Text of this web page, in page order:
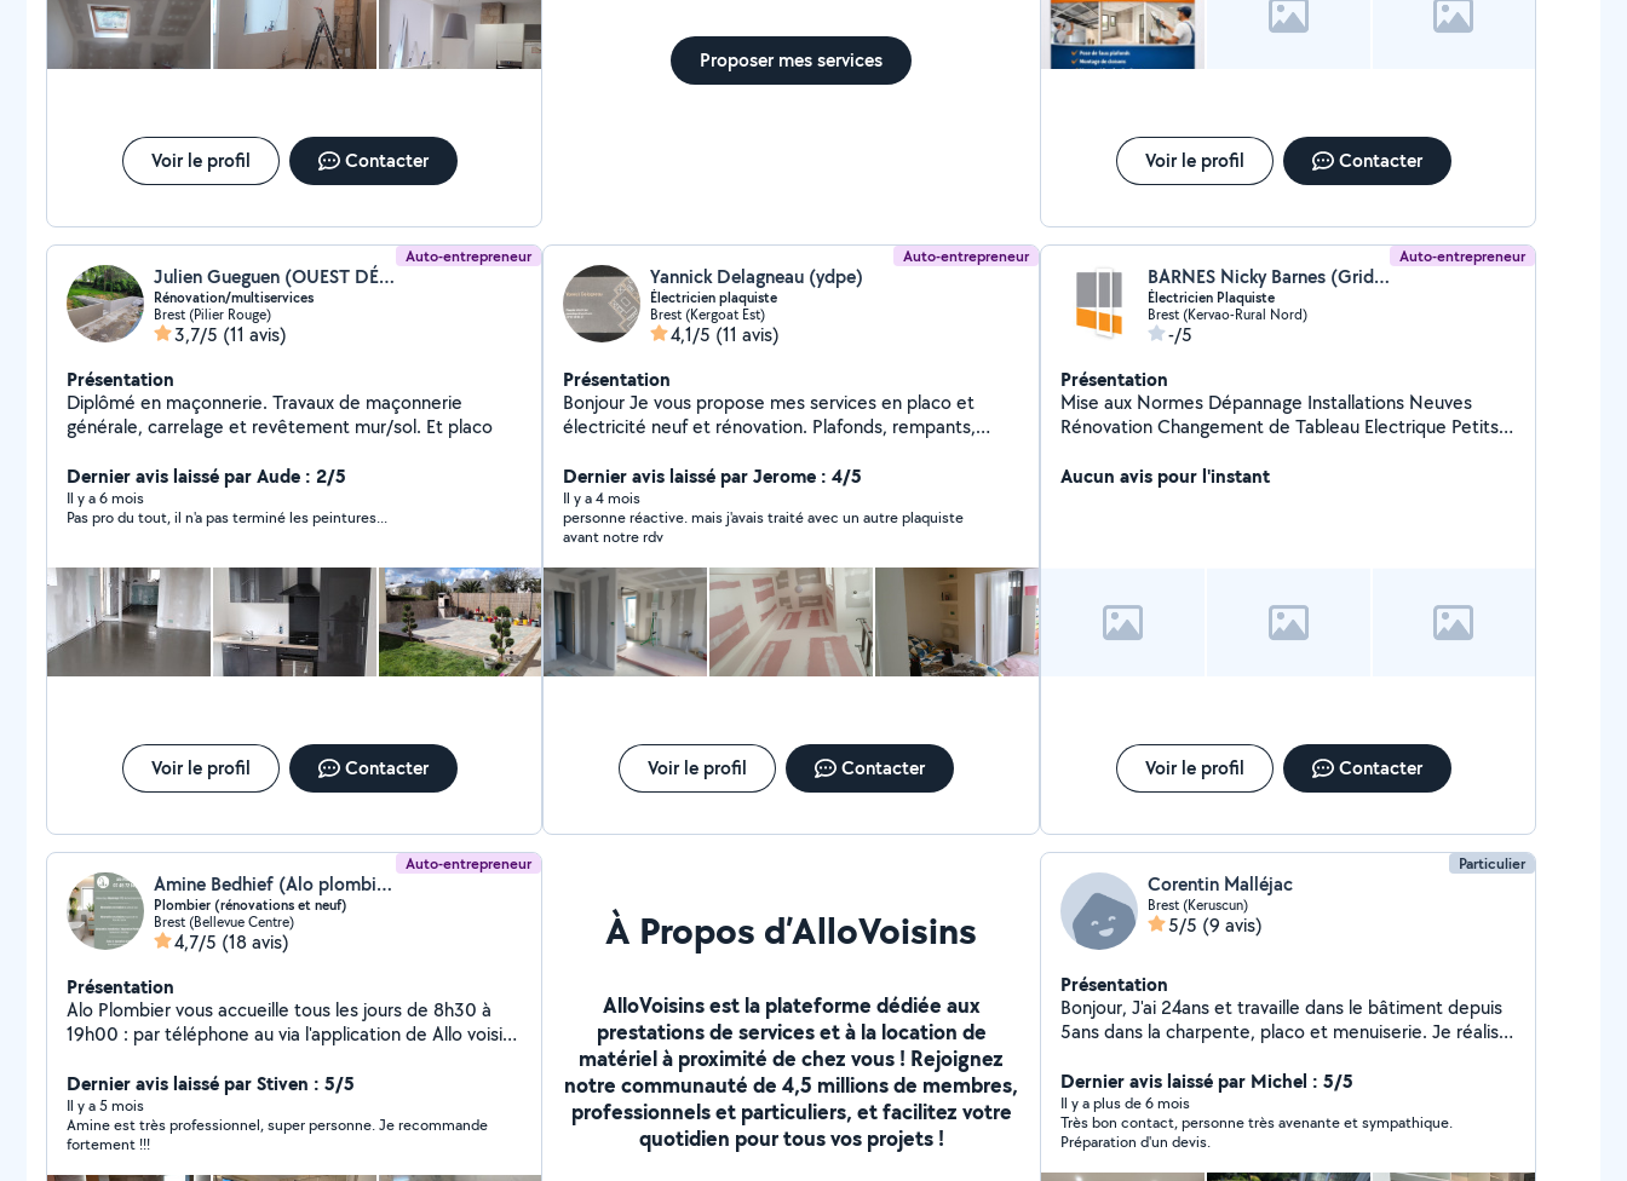
Voir le profil Contacter
Proposer mes services
Voir le profil Contacter
Auto-entrepreneur
Julien Gueguen (OUEST DÉCO BRICO)
Rénovation/multiservices
Brest (Pilier Rouge)
3,7/5 (11 avis)
Présentation
Diplômé en maçonnerie. Travaux de maçonnerie
générale, carrelage et revêtement mur/sol. Et placo
Dernier avis laissé par Aude : 2/5
Il y a 6 mois
Pas pro du tout, il n'a pas terminé les peintures...
Voir le profil Contacter
Auto-entrepreneur
Yannick Delagneau (ydpe)
Électricien plaquiste
Brest (Kergoat Est)
4,1/5 (11 avis)
Présentation
Bonjour Je vous propose mes services en placo et
électricité neuf et rénovation. Plafonds, rempants,
plaques de plâtre. Aménagements de combles et de
garage. Habillage de bâti support de WC suspendu
Habillage de velux. Pose de blocs portes, porte
coulissante a galandage et en applique. Pose de
parquet flottant et lame PVC. Démolition de cloisons
non porteuses. Mise en conformité de votre installation
électrique. Pose de tableau de répartition électrique.
Pose de luminaires, radiateur, appareillage. Déclaration
URSSAF. Non assujetti à la TVA. Devis rapide et gratuit.
Cordialement Yannick
Dernier avis laissé par Jerome : 4/5
Il y a 4 mois
personne réactive. mais j'avais traité avec un autre plaquiste
avant notre rdv
Voir le profil Contacter
Auto-entrepreneur
BARNES Nicky Barnes (Gridlec)
Électricien Plaquiste
Brest (Kervao-Rural Nord)
-/5
Présentation
Mise aux Normes Dépannage Installations Neuves
Rénovation Changement de Tableau Electrique Petits
Vérification des installations Devis Gratuits Assurance
Aucun avis pour l'instant
Voir le profil Contacter
Auto-entrepreneur
Amine Bedhief (Alo plombier)
Plombier (rénovations et neuf)
Brest (Bellevue Centre)
4,7/5 (18 avis)
Présentation
Alo Plombier vous accueille tous les jours de 8h30 à
19h00 : par téléphone au via l'application de Allo voisin
rénovation et le neuf et service d'urgence -
Interventions de débouchage de canalisations (évier
toilette évacuation machine a laver..) -Détection et
passage de caméra endoscopie et caméra thermique
Dernier avis laissé par Stiven : 5/5
Il y a 5 mois
Amine est très professionnel, super personne. Je recommande
fortement !!!
À Propos d’AlloVoisins
AlloVoisins est la plateforme dédiée aux
prestations de services et à la location de
matériel à proximité de chez vous ! Rejoignez
notre communauté de 4,5 millions de membres,
professionnels et particuliers, et facilitez votre
quotidien pour tous vos projets !
Particulier
Corentin Malléjac
Brest (Keruscun)
5/5 (9 avis)
Présentation
Bonjour, J'ai 24ans et travaille dans le bâtiment depuis
5ans dans la charpente, placo et menuiserie. Je réalise
clostras et abris
Dernier avis laissé par Michel : 5/5
Il y a plus de 6 mois
Très bon contact, personne très avenante et sympathique.
Préparation d'un devis.